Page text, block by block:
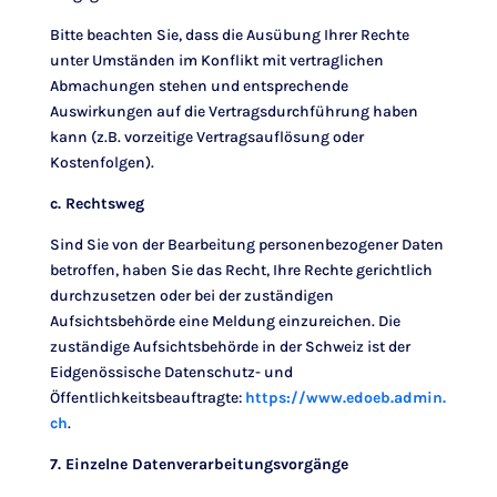
Bitte beachten Sie, dass die Ausübung Ihrer Rechte
unter Umständen im Konflikt mit vertraglichen
Abmachungen stehen und entsprechende
Auswirkungen auf die Vertragsdurchführung haben
kann (z.B. vorzeitige Vertragsauflösung oder
Kostenfolgen).
c. Rechtsweg
Sind Sie von der Bearbeitung personenbezogener Daten
betroffen, haben Sie das Recht, Ihre Rechte gerichtlich
durchzusetzen oder bei der zuständigen
Aufsichtsbehörde eine Meldung einzureichen. Die
zuständige Aufsichtsbehörde in der Schweiz ist der
Eidgenössische Datenschutz- und
Öffentlichkeitsbeauftragte: https://www.edoeb.admin.
ch.
7. Einzelne Datenverarbeitungsvorgänge